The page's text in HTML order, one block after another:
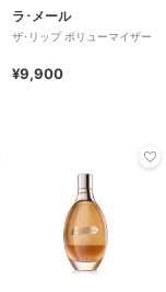
ラ･メール
ザ･リップ ボリューマイザー
¥9,900